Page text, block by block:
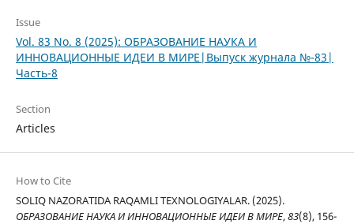
Issue
Vol. 83 No. 8 (2025): ОБРАЗОВАНИЕ НАУКА И
ИННОВАЦИОННЫЕ ИДЕИ В МИРЕ|Выпуск журнала №-83|
Часть-8
Section
Articles
How to Cite
SOLIQ NAZORATIDA RAQAMLI TEXNOLOGIYALAR. (2025).
ОБРАЗОВАНИЕ НАУКА И ИННОВАЦИОННЫЕ ИДЕИ В МИРЕ,83(8), 156-